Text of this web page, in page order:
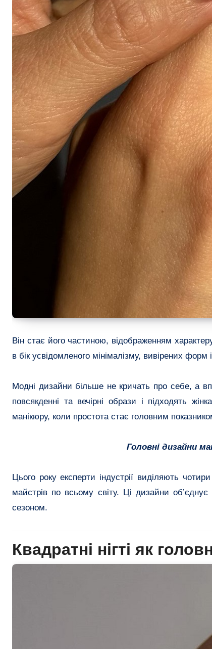
Він стає його частиною, відображенням
в бік усвідомленого мінімалізму, вивірених форм
Модні дизайни більше не кричать про себе, а
повсякденні та вечірні образи і підходять
манікюру, коли простота стає головним
Головні дизайни
Цього року експерти індустрії виділяють
майстрів по всьому світу. Ці дизайни об’єднує
сезоном.
Квадратні нігті як